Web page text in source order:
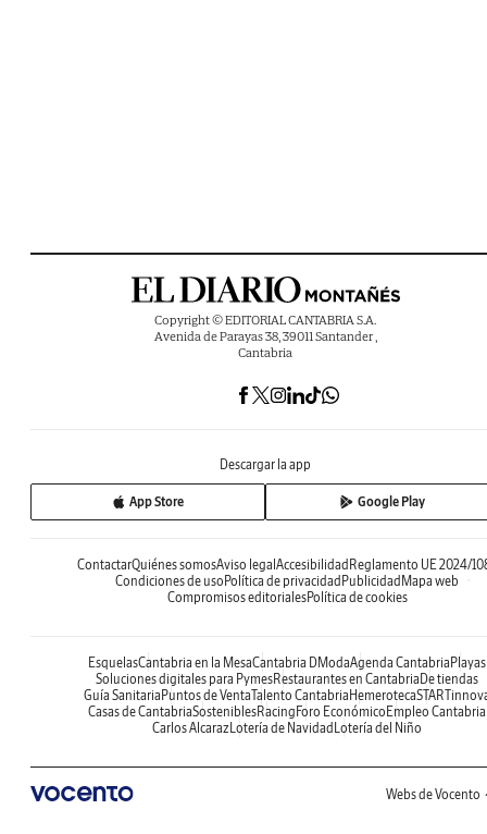
Copyright © EDITORIAL CANTABRIA S.A.
Avenida de Parayas 38, 39011 Santander ,
Cantabria
Descargar la app
App Store Google Play
ContactarQuiénes somosAviso legalAccesibilidadReglamento UE 2024/
Condiciones de usoPolítica de privacidadPublicidadMapa web
Compromisos editorialesPolítica de cookies
EsquelasCantabria en la MesaCantabria DModaAgenda CantabriaPlayas
Soluciones digitales para PymesRestaurantes en CantabriaDe tiendas
Guía SanitariaPuntos de VentaTalento CantabriaHemeroteca
Casas de CantabriaSosteniblesRacingForo EconómicoEmpleo Cantabria
Carlos AlcarazLotería de NavidadLotería del Niño
Webs de Vocento